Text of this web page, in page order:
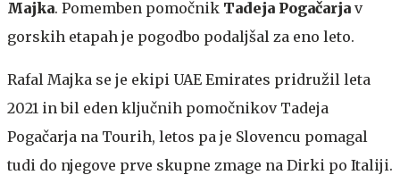
Majka. Pomemben pomočnik Tadeja Pogačarja v
gorskih etapah je pogodbo podaljšal za eno leto.
Rafal Majka se je ekipi UAE Emirates pridružil leta
2021 in bil eden ključnih pomočnikov Tadeja
Pogačarja na Tourih, letos pa je Slovencu pomagal
tudi do njegove prve skupne zmage na Dirki po Italiji.